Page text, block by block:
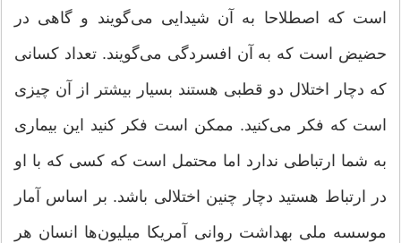
است که اصطلاحا به آن شیدایی می‌گویند و گاهی در
حضیض است که به آن افسردگی می‌گویند. تعداد کسانی
که دچار اختلال دو قطبی هستند بسیار بیشتر از آن چیزی
است که فکر می‌کنید. ممکن است فکر کنید این بیماری
به شما ارتباطی ندارد اما محتمل است که کسی که با او
در ارتباط هستید دچار چنین اختلالی باشد. بر اساس آمار
موسسه ملی بهداشت روانی آمریکا میلیون‌ها انسان هر